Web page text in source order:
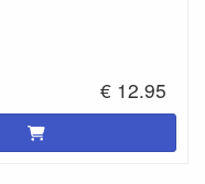
€ 12.95